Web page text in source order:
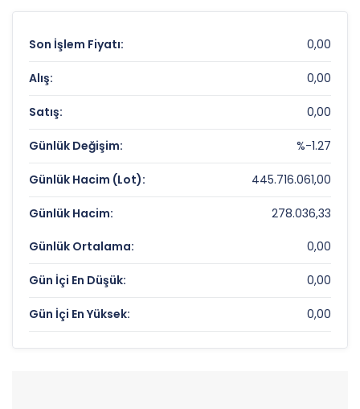
Son İşlem Fiyatı: 0,00
Alış: 0,00
Satış: 0,00
Günlük Değişim: %-1.27
Günlük Hacim (Lot): 445.716.061,00
Günlük Hacim: 278.036,33
Günlük Ortalama: 0,00
Gün İçi En Düşük: 0,00
Gün İçi En Yüksek: 0,00